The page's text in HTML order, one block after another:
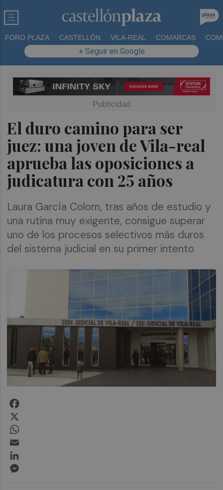
FORO PLAZA CASTELLÓN VILA-REAL COMARCAS
+ Seguir en Google
El duro camino para ser
juez: una joven de Vila-real
aprueba las oposiciones a
judicatura con 25 años
Laura García Colom, tras años de estudio y
una rutina muy exigente, consigue superar
uno de los procesos selectivos más duros
del sistema judicial en su primer intento